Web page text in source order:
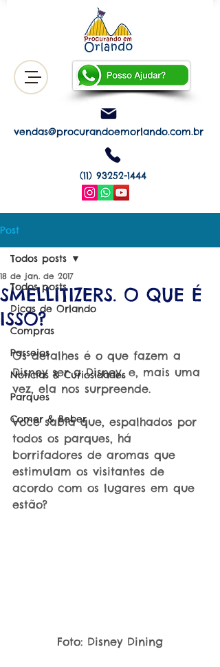
vendas@procurandoemorlando.com.br
(11) 93252-1444
Post
Todos posts
Dicas de Orlando
Compras
Passeios
Notícias & Curiosidades
Parques
Comer & Beber
Todos posts
SMELLITIZERS. O QUE É
ISSO?
18 de jan. de 2017
Os detalhes é o que fazem a
Disney ser a Disney, e, mais uma
vez, ela nos surpreende.
Você sabia que, espalhados por
todos os parques, há
borrifadores de aromas que
estimulam os visitantes de
acordo com os lugares em que
estão?
Foto: Disney Dining